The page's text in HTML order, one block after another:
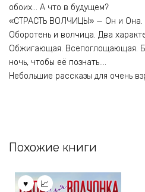
обоих… А что в будущем?
«СТРАСТЬ ВОЛЧИЦЫ» — Он и
Оборотень и волчица. Два
Обжигающая. Всепоглощающая.
ночь, чтобы её познать….
Небольшие рассказы для очень
Похожие книги